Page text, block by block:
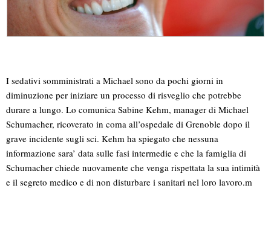
I sedativi somministrati a Michael sono da pochi giorni in
diminuzione per iniziare un processo di risveglio che potrebbe
durare a lungo. Lo comunica Sabine Kehm, manager di Michael
Schumacher, ricoverato in coma all’ospedale di Grenoble dopo il
grave incidente sugli sci. Kehm ha spiegato che nessuna
informazione sara’ data sulle fasi intermedie e che la famiglia di
Schumacher chiede nuovamente che venga rispettata la sua intimità
e il segreto medico e di non disturbare i sanitari nel loro lavoro.m